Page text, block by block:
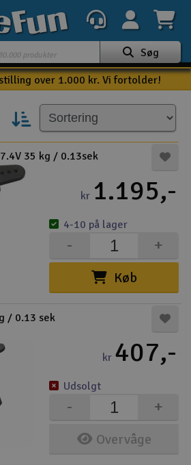
Søg
over 1.000 kr. Vi fortolder!
35 kg / 0.13sek
kr 1.195,-
Køb
+
-
4-10 på lager
/ 0.13 sek
kr 407,-
Overvåge
+
-
Udsolgt